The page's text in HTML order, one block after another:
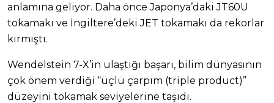
anlamına geliyor. Daha önce Japonya’daki JT60U
tokamakı ve İngiltere’deki JET tokamakı da rekorlar
kırmıştı.
Wendelstein 7-X’in ulaştığı başarı, bilim dünyasının
çok önem verdiği “üçlü çarpım (triple product)”
düzeyini tokamak seviyelerine taşıdı.